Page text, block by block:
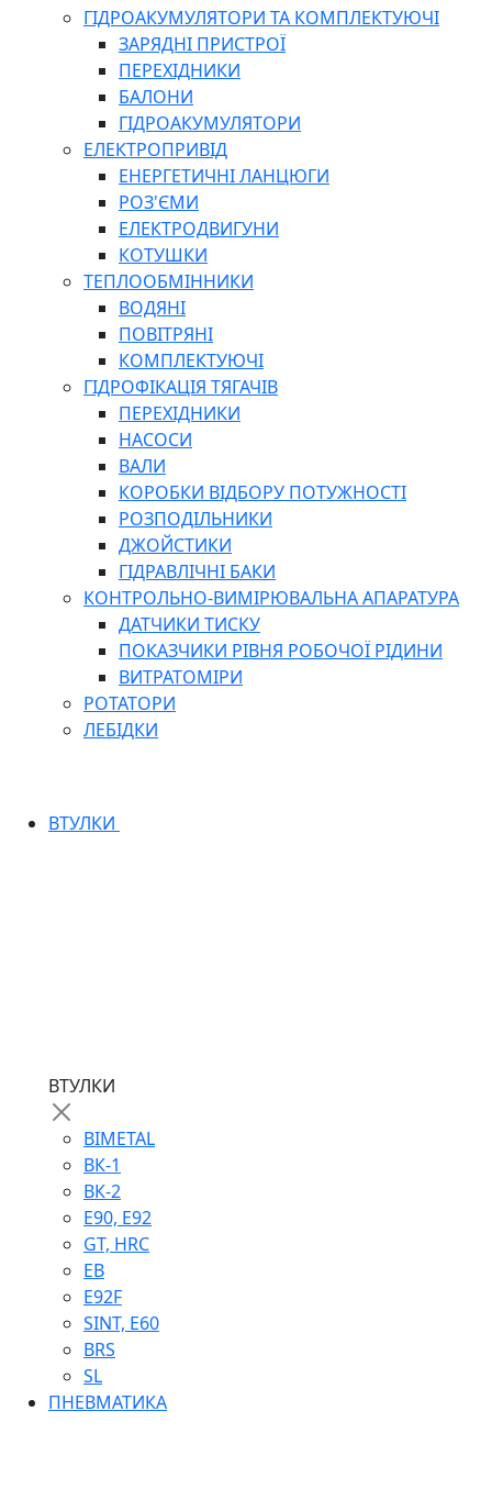
ГІДРОАКУМУЛЯТОРИ ТА КОМПЛЕКТУЮЧІ
ЗАРЯДНІ ПРИСТРОЇ
ПЕРЕХІДНИКИ
БАЛОНИ
ГІДРОАКУМУЛЯТОРИ
ЕЛЕКТРОПРИВІД
ЕНЕРГЕТИЧНІ ЛАНЦЮГИ
РОЗ'ЄМИ
ЕЛЕКТРОДВИГУНИ
КОТУШКИ
ТЕПЛООБМІННИКИ
ВОДЯНІ
ПОВІТРЯНІ
КОМПЛЕКТУЮЧІ
ГІДРОФІКАЦІЯ ТЯГАЧІВ
ПЕРЕХІДНИКИ
НАСОСИ
ВАЛИ
КОРОБКИ ВІДБОРУ ПОТУЖНОСТІ
РОЗПОДІЛЬНИКИ
ДЖОЙСТИКИ
ГІДРАВЛІЧНІ БАКИ
КОНТРОЛЬНО-ВИМІРЮВАЛЬНА АПАРАТУРА
ДАТЧИКИ ТИСКУ
ПОКАЗЧИКИ РІВНЯ РОБОЧОЇ РІДИНИ
ВИТРАТОМІРИ
РОТАТОРИ
ЛЕБІДКИ
ВТУЛКИ
ВТУЛКИ
BIMETAL
ВК-1
ВК-2
Е90, E92
GT, HRC
EB
Е92F
SINT, E60
BRS
SL
ПНЕВМАТИКА